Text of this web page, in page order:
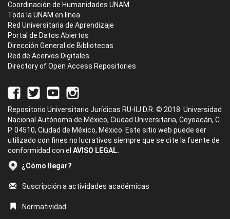
Coordinación de Humanidades UNAM
Toda la UNAM en línea
Red Universitaria de Aprendizaje
Portal de Datos Abiertos
Dirección General de Bibliotecas
Red de Acervos Digitales
Directory of Open Access Repositories
Repositorio Universitario Jurídicas RU-IIJ D.R. © 2018. Universidad
Nacional Autónoma de México, Ciudad Universitaria, Coyoacán, C.
P. 04510, Ciudad de México, México. Este sitio web puede ser
utilizado con fines no lucrativos siempre que se cite la fuente de
conformidad con el AVISO LEGAL.
¿Cómo llegar?
Suscripción a actividades académicas
Normatividad